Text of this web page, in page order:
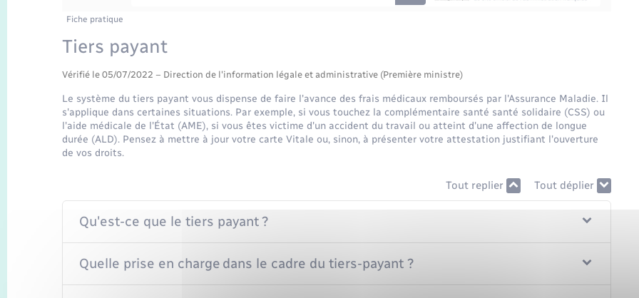
Fiche pratique
Tiers payant
Vérifié le 05/07/2022 – Direction de l'information légale et administrative (Première ministre)
Le système du tiers payant vous dispense de faire l'avance des frais médicaux remboursés par l'Assurance Maladie. Il
s'applique dans certaines situations. Par exemple, si vous touchez la complémentaire santé santé solidaire (CSS) ou
l'aide médicale de l'État (AME), si vous êtes victime d'un accident du travail ou atteint d'une affection de longue
durée (ALD). Pensez à mettre à jour votre carte Vitale ou, sinon, à présenter votre attestation justifiant l'ouverture
de vos droits.
Tout replier Tout déplier
Qu'est-ce que le tiers payant ?
Quelle prise en charge dans le cadre du tiers-payant ?